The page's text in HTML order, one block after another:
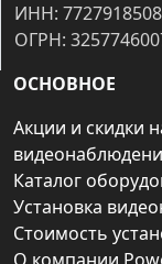
ИНН:
ОГРН:
ОСНОВНОЕ
Акции и скидки
Каталог
Установка
Стоимость